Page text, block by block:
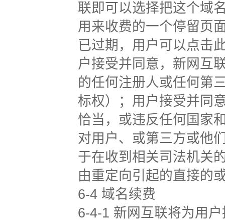
联即可以选择把这个域
用来收费的一个停留页
已过期，用户可以点击
户接受并同意，新网互
的任何注册人或任何第
标权）；用户接受并同
恰当，或违反任何国家
对用户、或第三方或他
于在收到相关司法机关
由重定向引起的直接的
6-4 域名续费
6-4-1 新网互联将为用